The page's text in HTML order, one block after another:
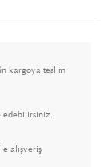
kargoya teslim
edebilirsiniz.
alışveriş